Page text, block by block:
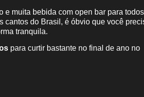
e muita bebida com open bar para
cantos do Brasil, é óbvio que você
tranquila.
para curtir bastante no final de ano no